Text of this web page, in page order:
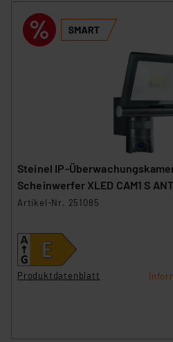
Steinel IP-
Scheinwerfer XLED CAM1 S
Artikel-Nr. 251085
Produktdatenblatt